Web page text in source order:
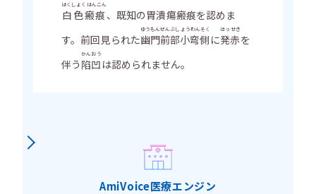
白色瘢痕
はくしょくはんこん
、既知の胃潰瘍瘢痕を認めま
す。前回見られた幽門前部小弯側
ゆうもんぜんぶしょうわんそく
に発赤
ほっせき
を
伴う 陷凹
かんおう
は認められません。
AmiVoice医療エンジン